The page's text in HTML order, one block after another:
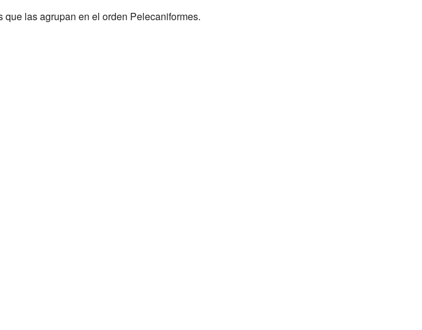
las agrupan en el orden Pelecaniformes.